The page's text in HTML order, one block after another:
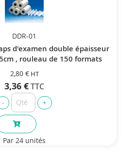
DDR-01
d'examen double épaisseur
, rouleau de 150 formats
2,80 €
3,36 €
Par 24 unités